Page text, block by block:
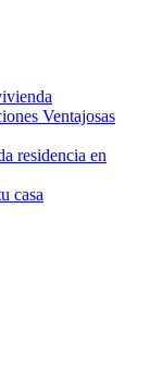
Ventajosas
residencia en
casa